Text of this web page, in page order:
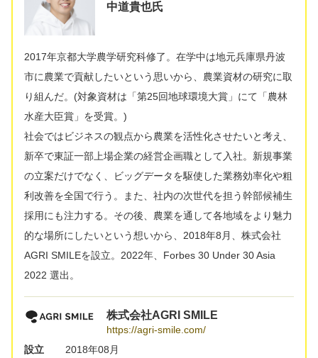
中道貴也氏
2017年京都大学農学研究科修了。在学中は地元兵庫県丹波
市に農業で貢献したいという思いから、農業資材の研究に取
り組んだ。(対象資材は「第25回地球環境大賞」にて「農林
水産大臣賞」を受賞。)
社会ではビジネスの観点から農業を活性化させたいと考え、
新卒で東証一部上場企業の経営企画職として入社。新規事業
の立案だけでなく、ビッグデータを駆使した業務効率化や粗
利改善を全国で行う。また、社内の次世代を担う幹部候補生
採用にも注力する。その後、農業を通して各地域をより魅力
的な場所にしたいという想いから、2018年8月、株式会社
AGRI SMILEを設立。2022年、Forbes 30 Under 30 Asia
2022 選出。
株式会社AGRI SMILE
https://agri-smile.com/
設立
2018年08月